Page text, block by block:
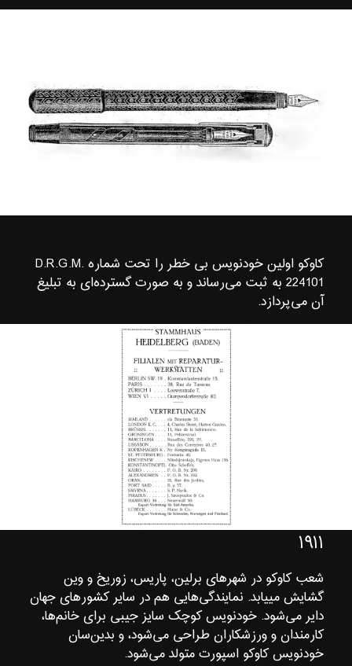
کاوکو اولین خودنویس بی خطر را تحت شماره D.R.G.M.
224101 به ثبت می‌رساند و به صورت گسترده‌ای به تبلیغ
آن می‌پردازد.
۱۹۱۱
شعب کاوکو در شهرهای برلین، پاریس، زوریخ و وین
گشایش می‎یابد. نمایندگی‌هایی هم در سایر کشورهای جهان
دایر می‌شود. خودنویس کوچک سایز جیبی برای خانم‌ها،
کارمندان و ورزشکاران طراحی می‌شود، و بدین‌سان
خودنویس کاوکو اسپورت متولد می‌شود.